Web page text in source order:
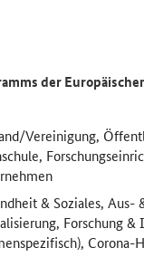
der
Vereinigung,
& Soziales,
Forschung &
Corona-